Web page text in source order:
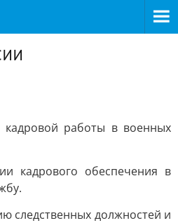
работы в военных
кадрового обеспечения в
следственных должностей и